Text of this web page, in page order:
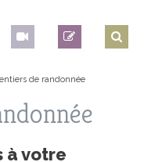
de randonnée
à votre